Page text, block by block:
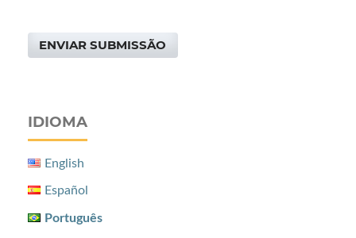
ENVIAR SUBMISSÃO
IDIOMA
English
Español
Português